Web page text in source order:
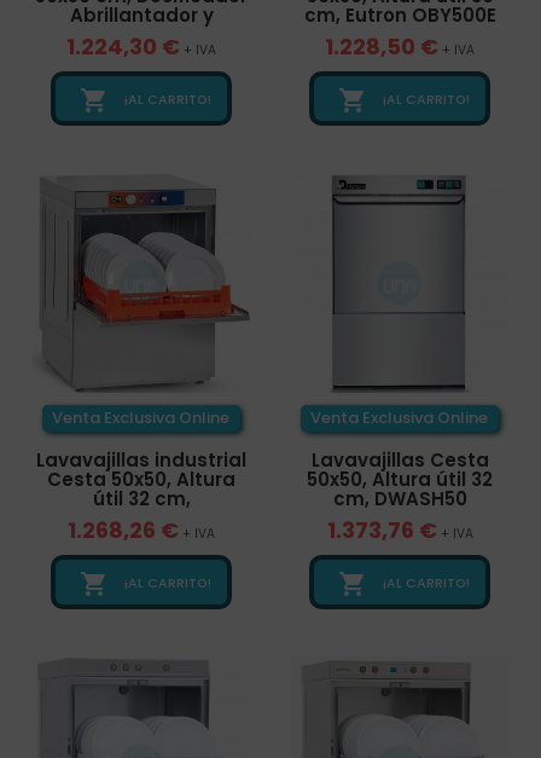
Abrillantador y
1.224,30 € + IVA
 ¡AL CARRITO!
cm, Eutron OBY500E
1.228,50 € + IVA
 ¡AL CARRITO!
Venta Exclusiva Online
Lavavajillas industrial
Cesta 50x50, Altura
útil 32 cm,
1.268,26 € + IVA
 ¡AL CARRITO!
Venta Exclusiva Online
Lavavajillas Cesta
50x50, Altura útil 32
cm, DWASH50
1.373,76 € + IVA
 ¡AL CARRITO!